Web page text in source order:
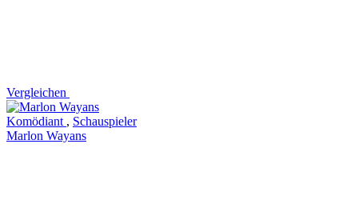
Vergleichen
Komödiant , Schauspieler
Marlon Wayans